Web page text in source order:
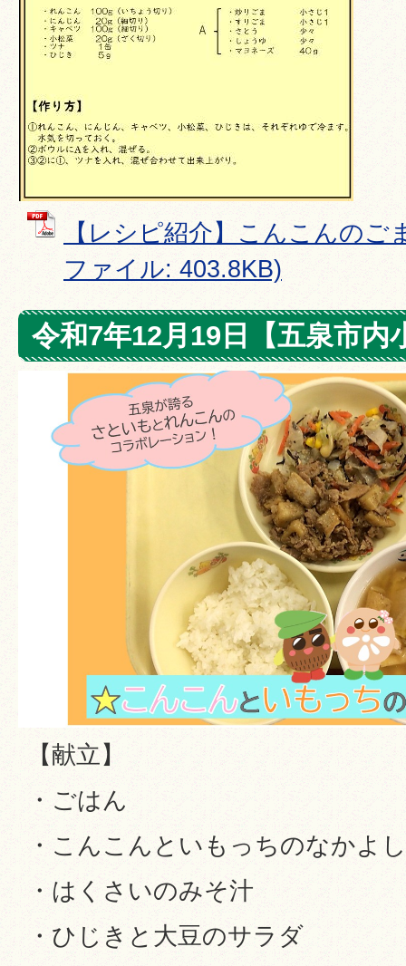
【レシピ紹介】こんこんの
ファイル: 403.8KB)
令和7年12月19日【五泉市内
【献立】
・ごはん
・こんこんといもっちのなかよ
・はくさいのみそ汁
・ひじきと大豆のサラダ